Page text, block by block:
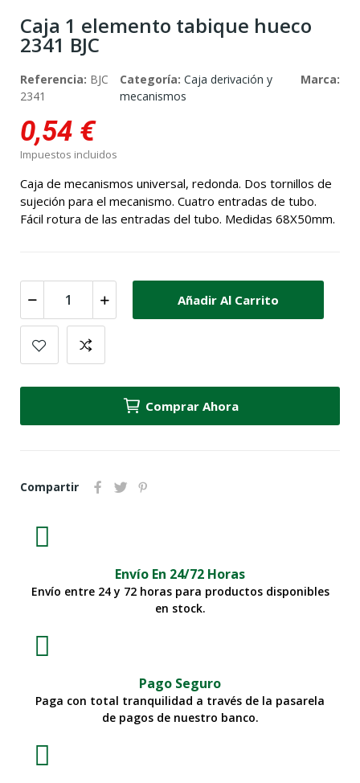
Caja 1 elemento tabique hueco
2341 BJC
Referencia: BJC
2341
Categoría: Caja derivación y
mecanismos
Marca:
0,54 €
Impuestos incluidos
Caja de mecanismos universal, redonda. Dos tornillos de
sujeción para el mecanismo. Cuatro entradas de tubo.
Fácil rotura de las entradas del tubo. Medidas 68X50mm.
Añadir Al Carrito
Comprar Ahora
Compartir
Envío En 24/72 Horas
Envío entre 24 y 72 horas para productos disponibles
en stock.
Pago Seguro
Paga con total tranquilidad a través de la pasarela
de pagos de nuestro banco.